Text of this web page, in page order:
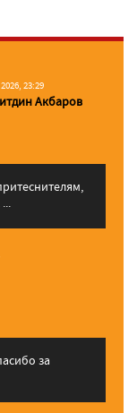
23:29
Акбаров
за